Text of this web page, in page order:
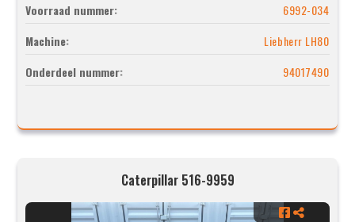
Voorraad nummer:
6992-034
Machine:
Liebherr LH80
Onderdeel nummer:
94017490
Caterpillar 516-9959